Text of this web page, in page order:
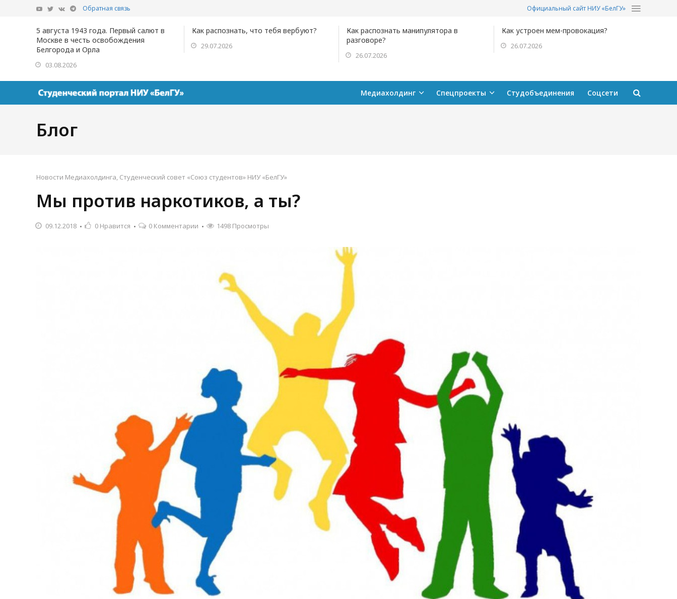
Обратная связь Официальный сайт НИУ «БелГУ»
5 августа 1943 года. Первый салют в
Москве в честь освобождения
Белгорода и Орла
03.08.2026
Как распознать, что тебя вербуют?
29.07.2026
Как распознать манипулятора в
разговоре?
26.07.2026
Как устроен мем-провокация?
26.07.2026
Медиахолдинг Спецпроекты Студобъединения Соцсети
Блог
Новости Медиахолдинга, Студенческий совет «Союз студентов» НИУ «БелГУ»
Мы против наркотиков, а ты?
09.12.2018 0 Нравится 0 Комментарии 1498 Просмотры